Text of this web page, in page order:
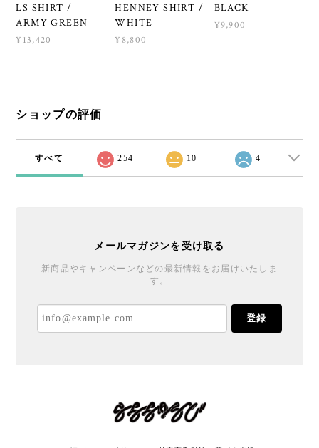
LS SHIRT /
ARMY GREEN
¥13,420
HENNEY SHIRT /
WHITE
¥8,800
BLACK
¥9,900
ショップの評価
すべて 254 10 4
メールマガジンを受け取る
新商品やキャンペーンなどの最新情報をお届けいたしま
す。
登録